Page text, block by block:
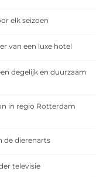
elk seizoen
van een luxe hotel
degelijk en duurzaam
in regio Rotterdam
de dierenarts
televisie